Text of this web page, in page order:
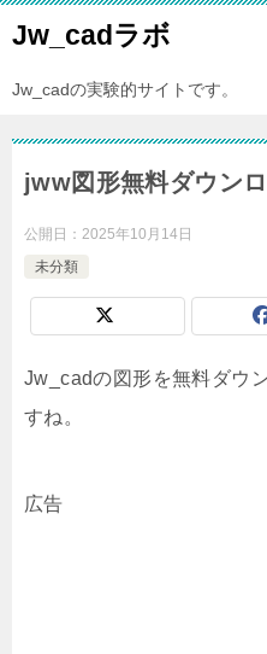
Jw_cadラボ
Jw_cadの実験的サイトです。
jww図形無料ダウン
公開日： 2025年10月14日
未分類
Jw_cadの図形を無料ダウ
すね。
広告